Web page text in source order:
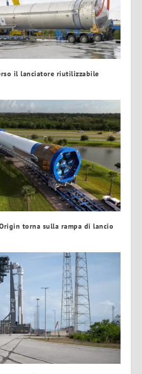
il lanciatore riutilizzabile
torna sulla rampa di lancio